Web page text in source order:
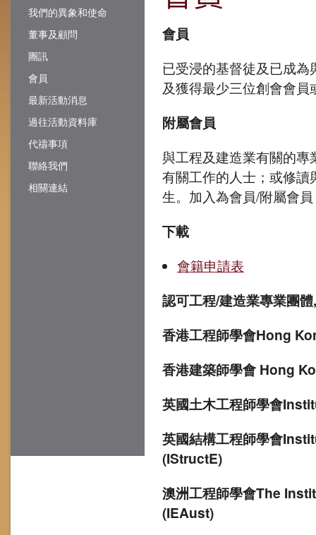
我們的異象和使命
董事及顧問
團訊
會員
最新活動消息
過往活動資料庫
代禱事項
聯絡我們
相關連結
會員
已受浸的基督徒及已成
及獲得最少三位創會會
附屬會員
與工程及建造業有關的
有關工作的人士；或修
生。加入為會員/附屬會員
下載
會籍申請表
認可工程/建造業專業團
香港工程師學會Hong
香港建築師學會 Hong
英國土木工程師學會
英國結構工程師學會
(IStructE)
澳洲工程師學會The
(IEAust)